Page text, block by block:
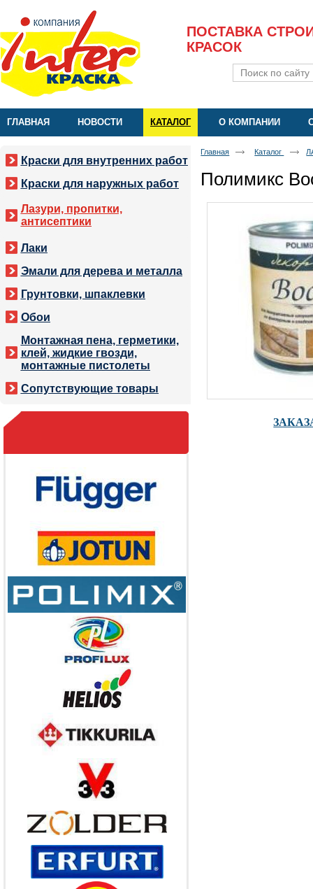
ПОСТАВКА
КРАСОК
ГЛАВНАЯ НОВОСТИ КАТАЛОГ О КОМПАНИИ
Краски для внутренних работ
Краски для наружных работ
Лазури, пропитки,
антисептики
Лаки
Эмали для дерева и металла
Грунтовки, шпаклевки
Обои
Монтажная пена, герметики,
клей, жидкие гвозди,
монтажные пистолеты
Сопутствующие товары
Главная Каталог
Полимикс